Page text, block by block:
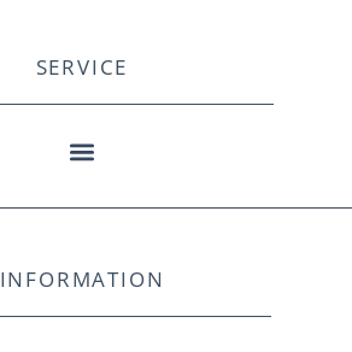
SERVICE
INFORMATION